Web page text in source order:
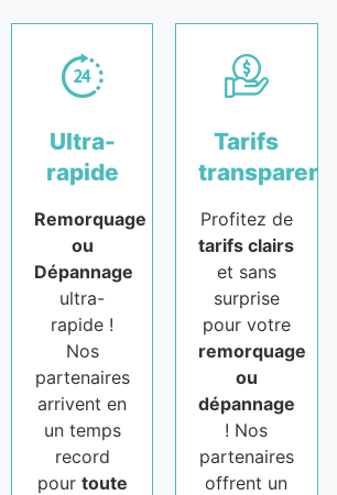
Ultra-
rapide
Remorquage
ou
Dépannage
ultra-
rapide !
Nos
partenaires
arrivent en
un temps
record
pour toute
Tarifs
transparents
Profitez de
tarifs clairs
et sans
surprise
pour votre
remorquage
ou
dépannage
! Nos
partenaires
offrent un